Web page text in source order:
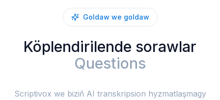
Goldaw we goldaw
Köplendirilende sorawlar
Questions
Scriptivox we biziň AI transkripsion hyzmatlaşmagy